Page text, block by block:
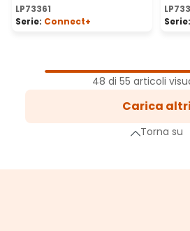
LP73361
Serie: Connect+
Serie:
successiva
48 di 55 articoli
Carica altri
Torna su